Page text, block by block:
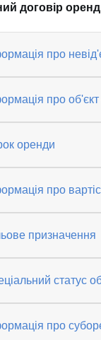
договір
про
про
оренди
про
призначення
статус
про